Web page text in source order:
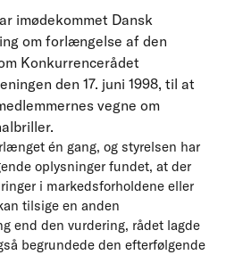
imødekommet Dansk
om forlængelse af den
Konkurrencerådet
den 17. juni 1998, til at
vegne om
én gang, og styrelsen har
oplysninger fundet, at der
i markedsforholdene eller
tilsige en anden
end den vurdering, rådet lagde
begrundede den efterfølgende